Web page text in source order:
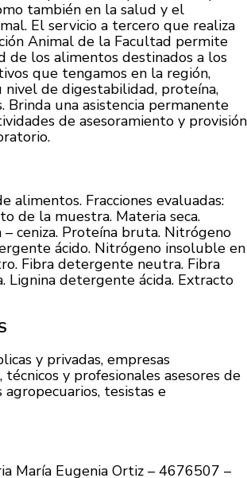
también en la salud y el
El servicio a tercero que realiza
Animal de la Facultad permite
de los alimentos destinados a los
que tengamos en la región,
nivel de digestabilidad, proteína,
Brinda una asistencia permanente
de asesoramiento y provisión
alimentos. Fracciones evaluadas:
de la muestra. Materia seca.
– ceniza. Proteína bruta. Nitrógeno
ácido. Nitrógeno insoluble en
Fibra detergente neutra. Fibra
Lignina detergente ácida. Extracto
y privadas, empresas
y profesionales asesores de
tesistas e
María Eugenia Ortiz – 4676507 –